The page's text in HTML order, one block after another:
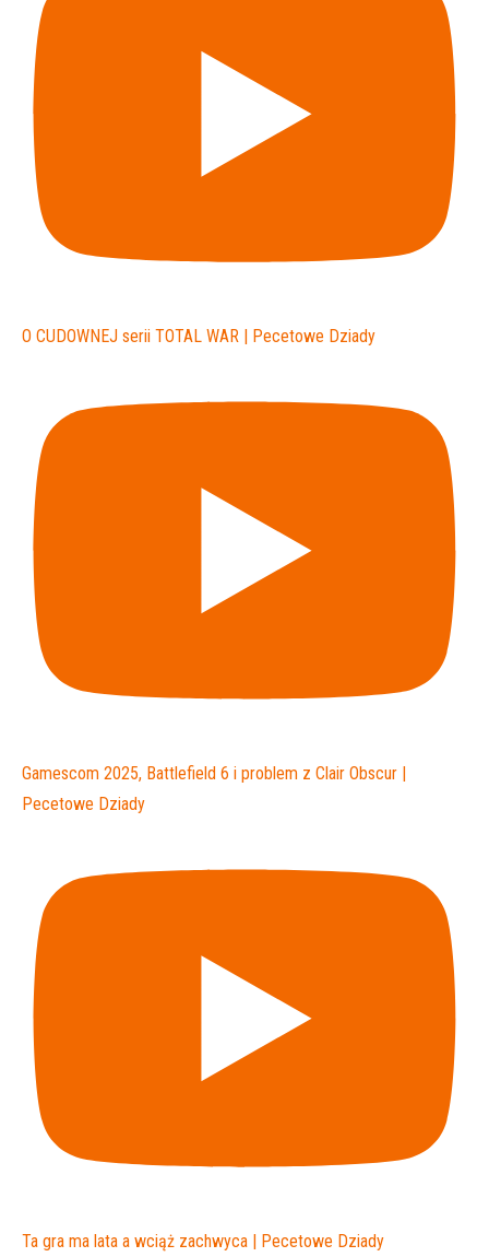
O CUDOWNEJ serii TOTAL WAR | Pecetowe Dziady
Gamescom 2025, Battlefield 6 i problem z Clair Obscur |
Pecetowe Dziady
Ta gra ma lata a wciąż zachwyca | Pecetowe Dziady